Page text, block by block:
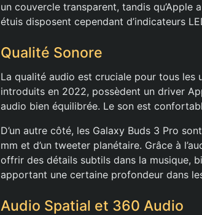
un couvercle transparent, tandis qu’Apple
étuis disposent cependant d’indicateurs
Qualité Sonore
La qualité audio est cruciale pour tous les
introduits en 2022, possèdent un driver
audio bien équilibrée. Le son est
D’un autre côté, les Galaxy Buds 3 Pro
mm et d’un tweeter planétaire. Grâce à
offrir des détails subtils dans la musique,
apportant une certaine profondeur dans
Audio Spatial et 360 Audio